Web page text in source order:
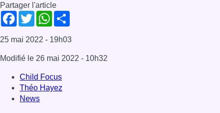
Partager l'article
Facebook
TwitterWhatsApp
25 mai 2022 - 19h03
Modifié le 26 mai 2022 - 10h32
Child Focus
Théo Hayez
News